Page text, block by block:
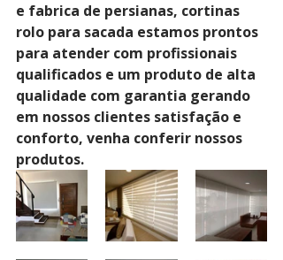
e fabrica de persianas, cortinas
rolo para sacada estamos prontos
para atender com profissionais
qualificados e um produto de alta
qualidade com garantia gerando
em nossos clientes satisfação e
conforto, venha conferir nossos
produtos.